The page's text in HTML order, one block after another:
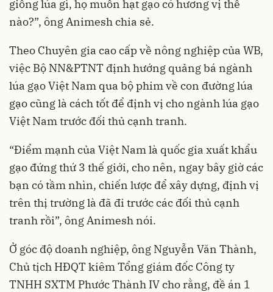
giống lúa gì, họ muốn hạt gạo có hương vị thế
nào?”, ông Animesh chia sẻ.
Theo Chuyên gia cao cấp về nông nghiệp của WB,
việc Bộ NN&PTNT định hướng quảng bá ngành
lúa gạo Việt Nam qua bộ phim về con đường lúa
gạo cũng là cách tốt để định vị cho ngành lúa gạo
Việt Nam trước đối thủ cạnh tranh.
“Điểm mạnh của Việt Nam là quốc gia xuất khẩu
gạo đứng thứ 3 thế giới, cho nên, ngay bây giờ các
bạn có tầm nhìn, chiến lược để xây dựng, định vị
trên thị trường là đã đi trước các đối thủ cạnh
tranh rồi”, ông Animesh nói.
Ở góc độ doanh nghiệp, ông Nguyễn Văn Thành,
Chủ tịch HĐQT kiêm Tổng giám đốc Công ty
TNHH SXTM Phước Thành IV cho rằng, đề án 1